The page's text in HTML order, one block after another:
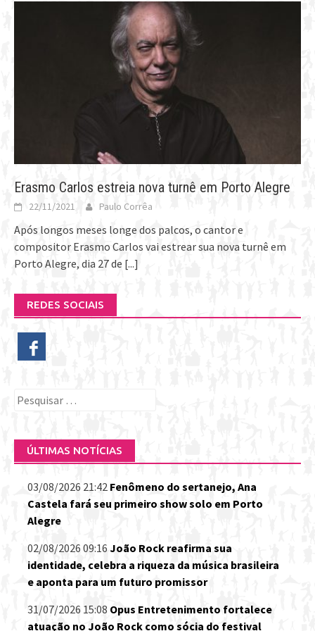
Erasmo Carlos estreia nova turnê em Porto Alegre
22/11/2021 Paulo Corrêa
Após longos meses longe dos palcos, o cantor e
compositor Erasmo Carlos vai estrear sua nova turnê em
Porto Alegre, dia 27 de [...]
REDES SOCIAIS
Pesquisar
ÚLTIMAS NOTÍCIAS
03/08/2026 21:42 Fenômeno do sertanejo, Ana
Castela fará seu primeiro show solo em Porto
Alegre
02/08/2026 09:16 João Rock reafirma sua
identidade, celebra a riqueza da música brasileira
e aponta para um futuro promissor
31/07/2026 15:08 Opus Entretenimento fortalece
atuação no João Rock como sócia do festival